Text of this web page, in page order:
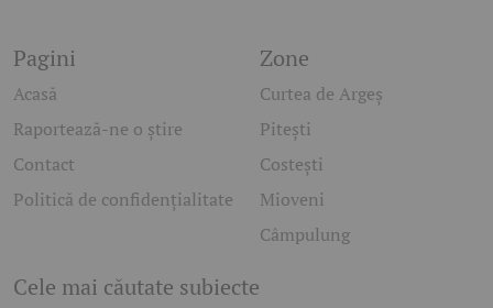
Pagini
Acasă
Raportează-ne o știre
Contact
Politică de confidențialitate
Zone
Curtea de Argeș
Pitești
Costești
Mioveni
Câmpulung
Cele mai căutate subiecte